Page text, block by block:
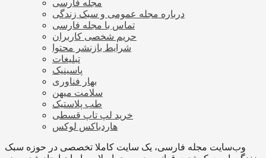
مجله فارسی
درباره مجله عمومی و سبک زندگی
تماس با مجله فارسی
حریم شخصی کاربران
شرایط بازنشر محتوا
تبلیغات
پاسینیک
بهار فناوری
سلامت میهن
طب پلاستیک
خرید لپ تاپ قسطی
هاردباکس لوکس
وب‌سایت مجله فارسی، یک سایت کاملا تخصصی در حوزه سبک